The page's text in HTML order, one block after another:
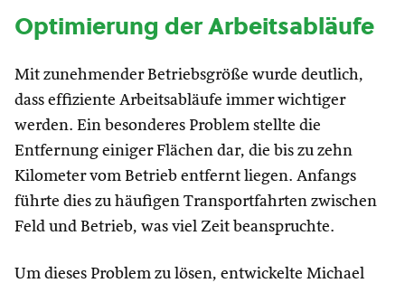
Optimierung der Arbeitsabläufe
Mit zunehmender Betriebsgröße wurde deutlich,
dass effiziente Arbeitsabläufe immer wichtiger
werden. Ein besonderes Problem stellte die
Entfernung einiger Flächen dar, die bis zu zehn
Kilometer vom Betrieb entfernt liegen. Anfangs
führte dies zu häufigen Transportfahrten zwischen
Feld und Betrieb, was viel Zeit beanspruchte.
Um dieses Problem zu lösen, entwickelte Michael